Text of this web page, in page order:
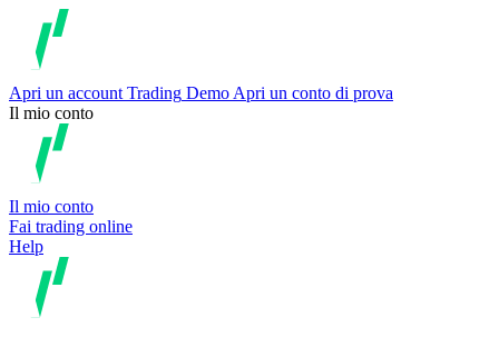
Apri un account Trading Demo Apri un conto di prova
Il mio conto
Il mio conto
Fai trading online
Help